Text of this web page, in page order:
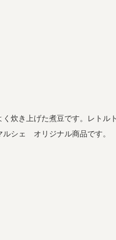
炊き上げた煮豆です。レトル
シェ オリジナル商品です。